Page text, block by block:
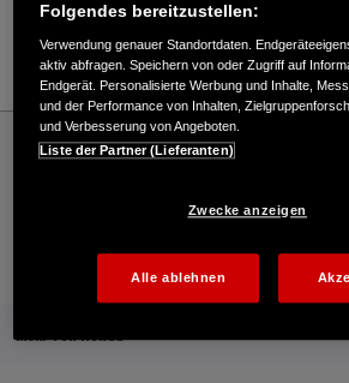
07436/91249
E-Mail
Honda
Industrie
Armin Schlagenhauf - Industrial – Honda - HONDA
Mehr von Honda
Folgendes bereitzustellen:
Verwendung genauer Standortdaten.
aktiv abfragen. Speichern von oder Zugriff auf
Endgerät. Personalisierte Werbung und Inhalte,
und der Performance von Inhalten,
und Verbesserung von Angeboten.
Liste der Partner (Lieferanten)
Zwecke anzeigen
Alle ablehnen